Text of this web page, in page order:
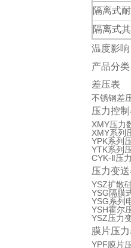
隔离式
隔离式
温度影
产品分类
差压表
不锈钢差
压力控
XMY压力
XMY系列
YPK系列
YTK系列
CYK-Ⅱ压
压力变
YSZ扩散
YSG隔膜
YSG系列
YSH霍尔
YSZ压力
膜片压
YPF膜片